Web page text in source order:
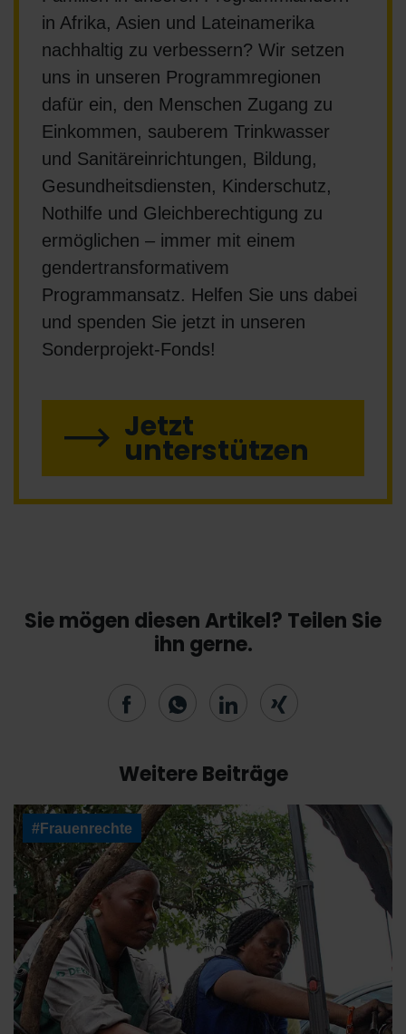
in Afrika, Asien und Lateinamerika
nachhaltig zu verbessern? Wir setzen
uns in unseren Programmregionen
dafür ein, den Menschen Zugang zu
Einkommen, sauberem Trinkwasser
und Sanitäreinrichtungen, Bildung,
Gesundheitsdiensten, Kinderschutz,
Nothilfe und Gleichberechtigung zu
ermöglichen – immer mit einem
gendertransformativem
Programmansatz. Helfen Sie uns dabei
und spenden Sie jetzt in unseren
Sonderprojekt-Fonds!
Jetzt
unterstützen
Sie mögen diesen Artikel? Teilen Sie
ihn gerne.
Weitere Beiträge
#Frauenrechte